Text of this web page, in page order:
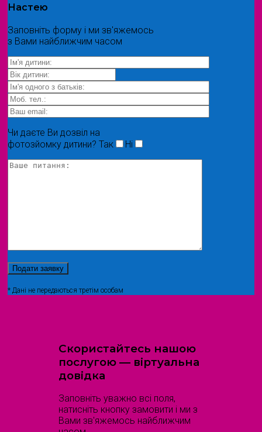
Настею
Заповніть форму і ми зв'яжемось
з Вами найближчим часом
Чи даєте Ви дозвіл на
фотозйомку дитини? Так Ні
* Дані не передаються третім особам
Скористайтесь нашою
послугою — віртуальна
довідка
Заповніть уважно всі поля,
натисніть кнопку замовити і ми з
Вами зв'яжемось найближчим